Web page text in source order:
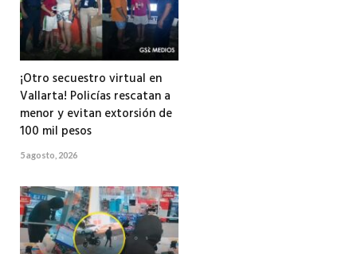
¡Otro secuestro virtual en
Vallarta! Policías rescatan a
menor y evitan extorsión de
100 mil pesos
5 agosto, 2026